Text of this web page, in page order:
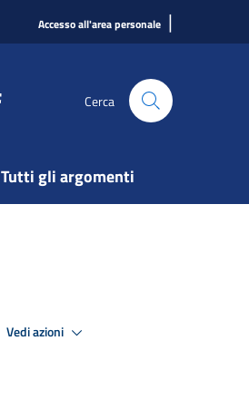
Accesso all'area personale |
Cerca
Tutti gli argomenti
Vedi azioni